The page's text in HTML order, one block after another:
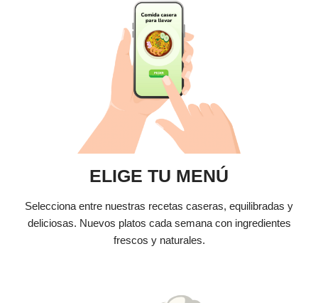
ELIGE TU MENÚ
Selecciona entre nuestras recetas caseras, equilibradas y
deliciosas. Nuevos platos cada semana con ingredientes
frescos y naturales.